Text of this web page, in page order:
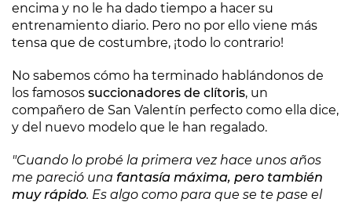
encima y no le ha dado tiempo a hacer su
entrenamiento diario. Pero no por ello viene más
tensa que de costumbre, ¡todo lo contrario!
No sabemos cómo ha terminado hablándonos de
los famosos succionadores de clítoris, un
compañero de San Valentín perfecto como ella dice,
y del nuevo modelo que le han regalado.
"Cuando lo probé la primera vez hace unos años
me pareció una fantasía máxima, pero también
muy rápido. Es algo como para que se te pase el